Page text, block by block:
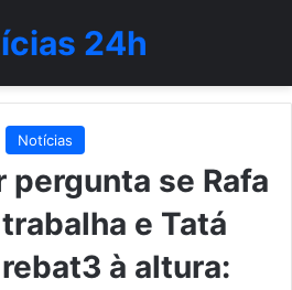
24h
Notícias
pergunta se Rafa
e Tatá
à altura: